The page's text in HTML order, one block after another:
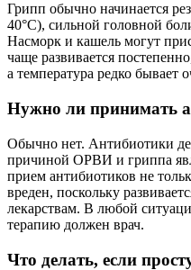
Грипп обычно начинается
40°C), сильной головной
Насморк и кашель могут
чаще развивается
а температура редко бывает
Нужно ли принимать
Обычно нет. Антибиотики
причиной ОРВИ и гриппа
прием антибиотиков не
вреден, поскольку
лекарствам. В любой
терапию должен врач.
Что делать, если